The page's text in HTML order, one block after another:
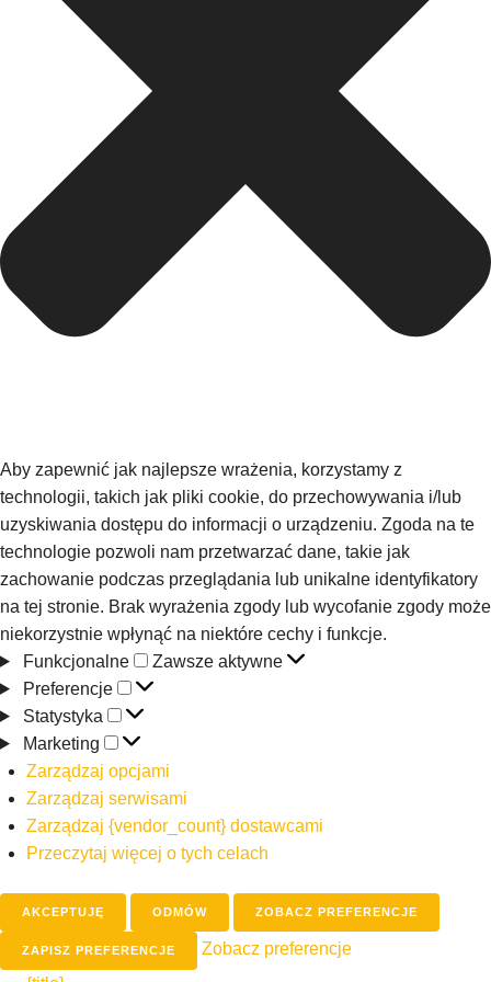
Aby zapewnić jak najlepsze wrażenia, korzystamy z
technologii, takich jak pliki cookie, do przechowywania i/lub
uzyskiwania dostępu do informacji o urządzeniu. Zgoda na te
technologie pozwoli nam przetwarzać dane, takie jak
zachowanie podczas przeglądania lub unikalne identyfikatory
na tej stronie. Brak wyrażenia zgody lub wycofanie zgody może
niekorzystnie wpłynąć na niektóre cechy i funkcje.
Funkcjonalne
Zawsze aktywne
Preferencje
Statystyka
Marketing
Zarządzaj opcjami
Zarządzaj serwisami
Zarządzaj {vendor_count} dostawcami
Przeczytaj więcej o tych celach
AKCEPTUJĘ ODMÓW ZOBACZ PREFERENCJE
ZAPISZ PREFERENCJE
Zobacz preferencje